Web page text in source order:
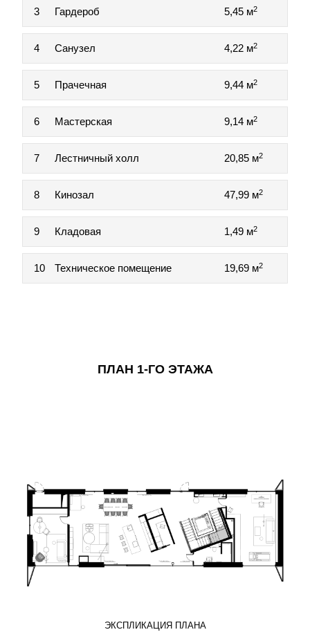
3 Гардероб 5,45 м2
4 Санузел 4,22 м2
5 Прачечная 9,44 м2
6 Мастерская 9,14 м2
7 Лестничный холл 20,85 м2
8 Кинозал 47,99 м2
9 Кладовая 1,49 м2
10 Техническое помещение 19,69 м2
ПЛАН 1-ГО ЭТАЖА
ЭКСПЛИКАЦИЯ ПЛАНА